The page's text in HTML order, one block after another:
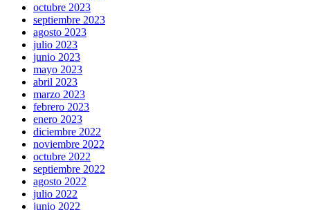
octubre 2023
septiembre 2023
agosto 2023
julio 2023
junio 2023
mayo 2023
abril 2023
marzo 2023
febrero 2023
enero 2023
diciembre 2022
noviembre 2022
octubre 2022
septiembre 2022
agosto 2022
julio 2022
junio 2022